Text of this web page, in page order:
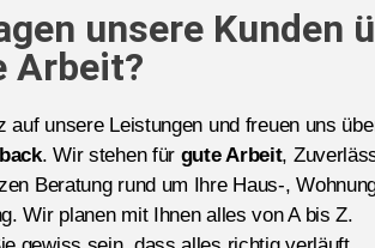
unsere Kunden
Arbeit?
auf unsere Leistungen und freuen uns
. Wir stehen für gute Arbeit,
Beratung rund um Ihre Haus-,
Wir planen mit Ihnen alles von A bis Z.